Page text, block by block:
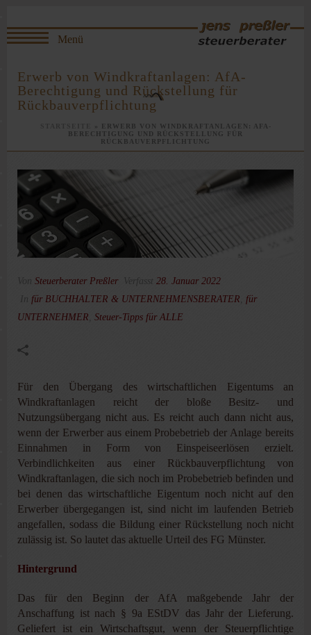
Erwerb von Windkraftanlagen: AfA-
Berechtigung und Rückstellung für
Rückbauverpflichtung
»
ERWERB VON WINDKRAFTANLAGEN: AFA-
BERECHTIGUNG UND RÜCKSTELLUNG FÜR
RÜCKBAUVERPFLICHTUNG
Von Steuerberater Preßler Verfasst 28. Januar 2022
In für BUCHHALTER & UNTERNEHMENSBERATER
für
UNTERNEHMER Steuer-Tipps für ALLE
Für den Übergang des wirtschaftlichen Eigentums an
Windkraftanlagen reicht der bloße Besitz- und
Nutzungsübergang nicht aus. Es reicht auch dann nicht aus,
wenn der Erwerber aus einem Probe­betrieb der Anlage bereits
Einnahmen in Form von Einspeise­erlösen erzielt.
Verbindlichkeiten aus einer Rückbauverpflichtung von
Windkraftanlagen, die sich noch im Probebetrieb befinden und
bei denen das wirtschaftliche Eigentum noch nicht auf den
Erwerber übergegangen ist, sind nicht im laufenden Betrieb
angefallen, sodass die Bildung einer Rückstellung noch nicht
zulässig ist. So lautet das aktuelle Urteil des FG Münster.
Hintergrund
Das für den Beginn der AfA maßgebende Jahr der
Anschaffung ist nach § 9a EStDV das Jahr der Lieferung.
Geliefert ist ein Wirtschaftsgut, wenn der Steuerpflichtige